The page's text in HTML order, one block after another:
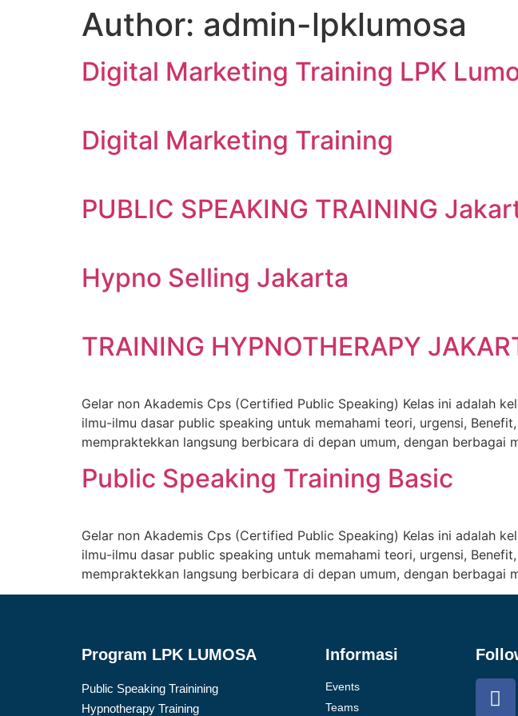
Author: admin-lpklumosa
Digital Marketing Training LPK
Digital Marketing Training
PUBLIC SPEAKING TRAINING
Hypno Selling Jakarta
TRAINING HYPNOTHERAPY
Gelar non Akademis Cps (Certified Public Speaking) Kelas ini adalah
ilmu-ilmu dasar public speaking untuk memahami teori, urgensi,
mempraktekkan langsung berbicara di depan umum, dengan
Public Speaking Training Basic
Gelar non Akademis Cps (Certified Public Speaking) Kelas ini adalah
ilmu-ilmu dasar public speaking untuk memahami teori, urgensi,
mempraktekkan langsung berbicara di depan umum, dengan
Program LPK LUMOSA
Public Speaking Trainining
Hypnotherapy Training
Informasi
Events
Teams